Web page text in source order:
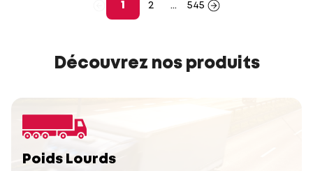
1 2 ... 545
Découvrez nos produits
Poids Lourds